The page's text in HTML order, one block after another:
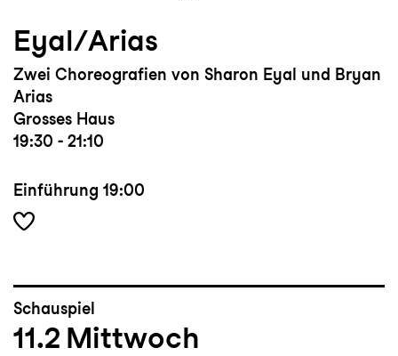
Eyal/Arias
Zwei Choreografien von Sharon Eyal und Bryan
Arias
Grosses Haus
19:30 - 21:10
Einführung 19:00
Schauspiel
11.2 Mittwoch